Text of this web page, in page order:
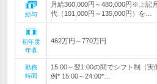
給与
月給360,000円～480,000円※上記
代（101,000円～135,000円）を…
初年度
年収
462万円～770万円
勤務
時間
15:00～翌1:00の間でシフト制（
例* 15:00～24:00*…